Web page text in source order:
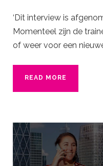
‘Dit interview is
Momenteel zijn de
of weer voor een
READ MORE